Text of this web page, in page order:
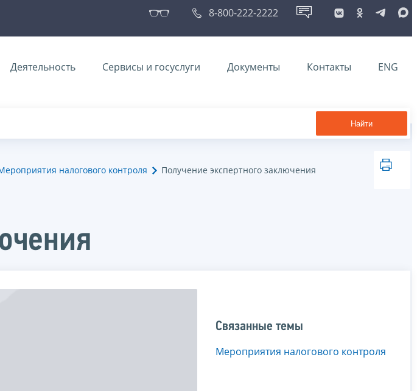
8-800-222-2222
Деятельность Сервисы и госуслуги Документы Контакты ENG
Найти
налогового контроля Получение экспертного заключения
Связанные темы
Мероприятия налогового контроля